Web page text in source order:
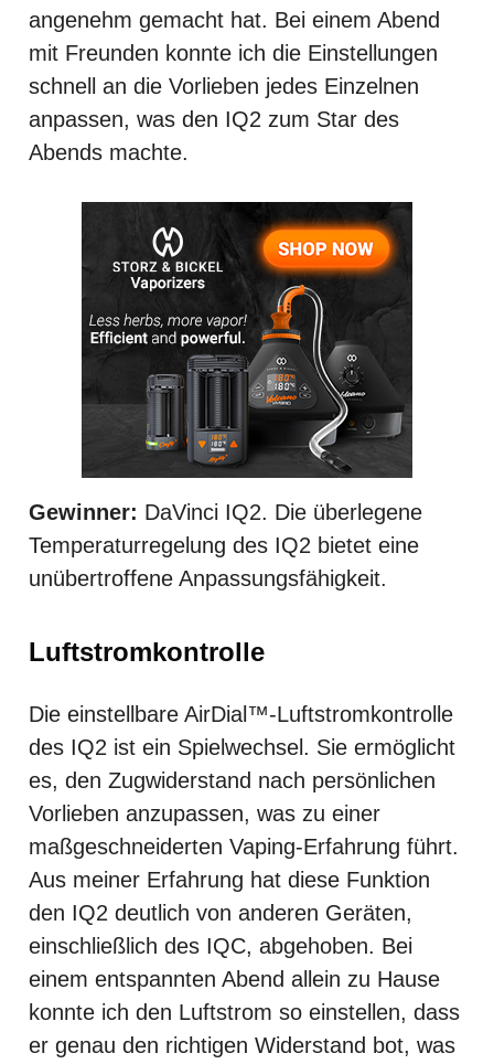
angenehm gemacht hat. Bei einem Abend
mit Freunden konnte ich die Einstellungen
schnell an die Vorlieben jedes Einzelnen
anpassen, was den IQ2 zum Star des
Abends machte.
Gewinner: DaVinci IQ2. Die überlegene
Temperaturregelung des IQ2 bietet eine
unübertroffene Anpassungsfähigkeit.
Luftstromkontrolle
Die einstellbare AirDial™-Luftstromkontrolle
des IQ2 ist ein Spielwechsel. Sie ermöglicht
es, den Zugwiderstand nach persönlichen
Vorlieben anzupassen, was zu einer
maßgeschneiderten Vaping-Erfahrung führt.
Aus meiner Erfahrung hat diese Funktion
den IQ2 deutlich von anderen Geräten,
einschließlich des IQC, abgehoben. Bei
einem entspannten Abend allein zu Hause
konnte ich den Luftstrom so einstellen, dass
er genau den richtigen Widerstand bot, was